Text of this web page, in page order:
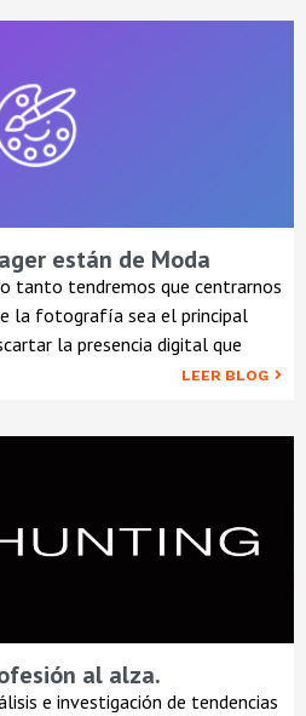
están de Moda
tanto tendremos que centrarnos
la fotografía sea el principal
la presencia digital que
LEER BLOG
al alza.
e investigación de tendencias